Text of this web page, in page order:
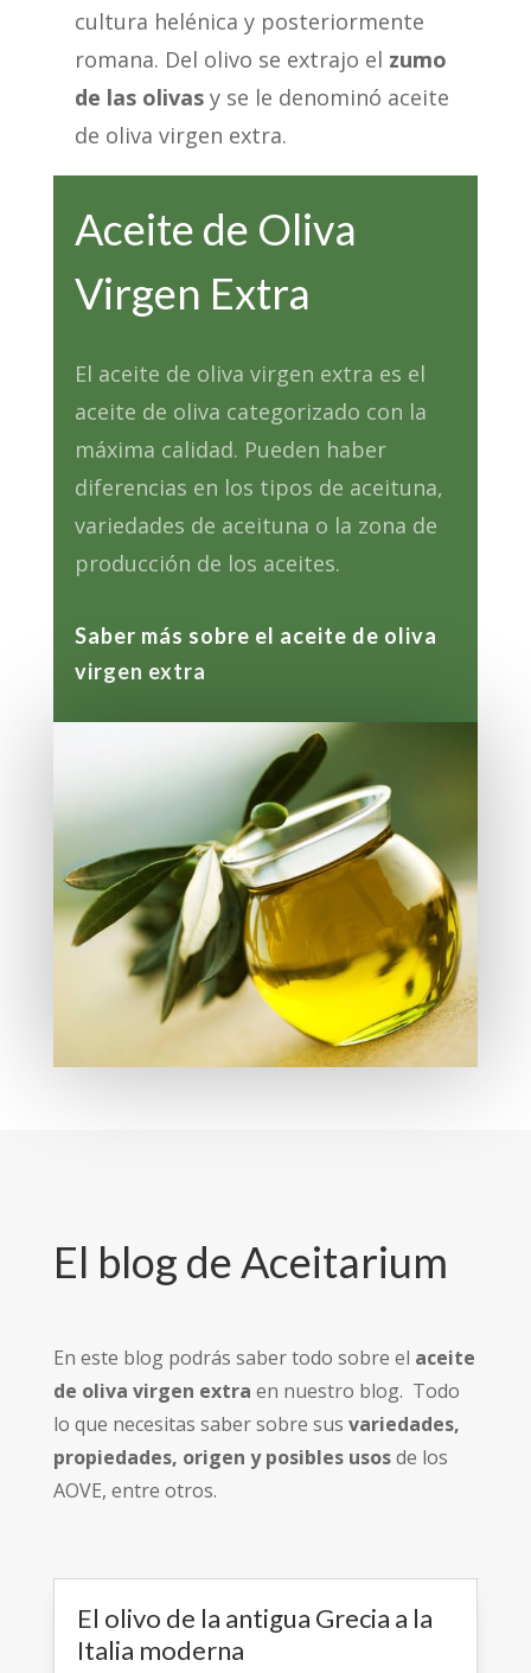
cultura helénica y posteriormente
romana. Del olivo se extrajo el zumo
de las olivasy se le denominó aceite
de oliva virgen extra.
Aceite de Oliva
Virgen Extra
El aceite de oliva virgen extra es el
aceite de oliva categorizado con la
máxima calidad. Pueden haber
diferencias en los tipos de aceituna,
variedades de aceituna o la zona de
producción de los aceites.
Saber más sobre el aceite de oliva
virgen extra
El blog de Aceitarium
En este blog podrás saber todo sobre el aceite
de oliva virgen extra en nuestro blog. Todo
lo que necesitas saber sobre sus variedades,
propiedades, origen y posibles usosde los
AOVE, entre otros.
El olivo de la antigua Grecia a la
Italia moderna